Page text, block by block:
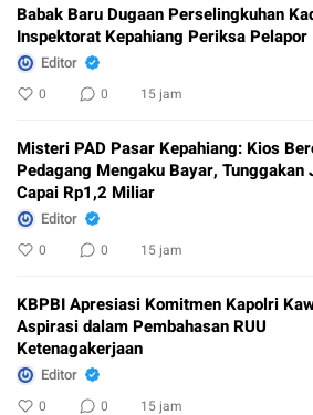
Babak Baru Dugaan Perselingkuhan
Inspektorat Kepahiang Periksa Pelapor
Editor
0 0 15 jam
Misteri PAD Pasar Kepahiang: Kios
Pedagang Mengaku Bayar, Tunggakan
Capai Rp1,2 Miliar
Editor
0 0 15 jam
KBPBI Apresiasi Komitmen Kapolri
Aspirasi dalam Pembahasan RUU
Ketenagakerjaan
Editor
0 0 15 jam